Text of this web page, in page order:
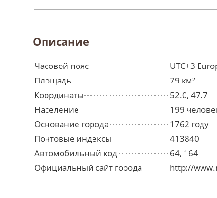
Описание
Часовой пояс
UTC+3
Площадь
79 км²
Координаты
52.0, 47.7
Население
199
Основание города
1762 году
Почтовые индексы
413840
Автомобильный код
64, 164
Официальный сайт города
http://